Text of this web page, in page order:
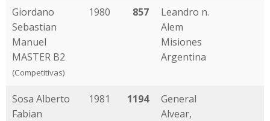
Giordano
Sebastian
Manuel
MASTER B2
(Competitivas)
1980 857
Leandro n.
Alem
Misiones
Argentina
Sosa Alberto
Fabian
1981 1194
General
Alvear,